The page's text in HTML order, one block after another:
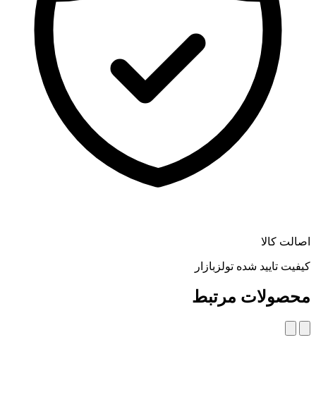
اصالت کالا
کیفیت تایید شده تولزبازار
محصولات مرتبط